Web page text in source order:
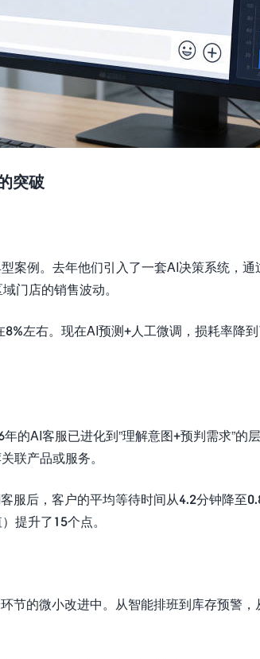
突破
案例。去年他们引入了一套AI决策系统，
门店的销售波动。
左右。现在AI预测+人工微调，损耗率降
的AI客服已进化到”理解意图+预判需求”的
联产品或服务。
服后，客户的平均等待时间从4.2分钟降至
提升了15个点。
节的微小改进中。从智能排班到库存预警